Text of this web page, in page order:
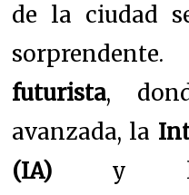
de la ciudad
futurista,
avanzada, la
(IA) y las